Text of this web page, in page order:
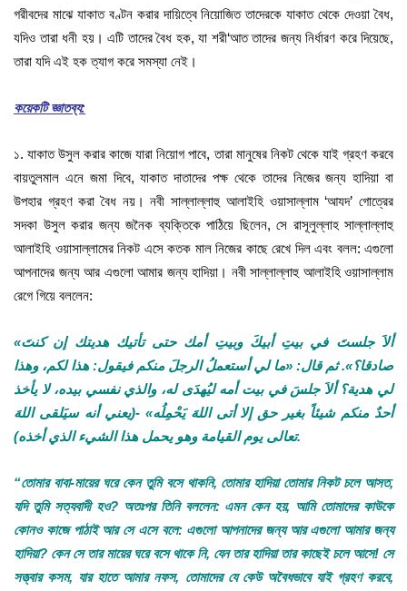
গরীবদের মাঝে যাকাত বণ্টন করার দায়িত্বে নিয়োজিত তাদেরকে যাকাত থেকে দেওয়া বৈধ,
যদিও তারা ধনী হয়। এটি তাদের বৈধ হক, যা শরী‘আত তাদের জন্য নির্ধারণ করে দিয়েছে,
তারা যদি এই হক ত্যাগ করে সমস্যা নেই।
কয়েকটি জ্ঞাতব্য:
১. যাকাত উসুল করার কাজে যারা নিয়োগ পাবে, তারা মানুষের নিকট থেকে যাই গ্রহণ করবে
বায়তুলমাল এনে জমা দিবে, যাকাত দাতাদের পক্ষ থেকে তাদের নিজের জন্য হাদিয়া বা
উপহার গ্রহণ করা বৈধ নয়। নবী সাল্লাল্লাহু আলাইহি ওয়াসাল্লাম ‘আযদ’ গোত্রের
সদকা উসুল করার জন্য জনৈক ব্যক্তিকে পাঠিয়ে ছিলেন, সে রাসূলুল্লাহ সাল্লাল্লাহু
আলাইহি ওয়াসাল্লামের নিকট এসে কতক মাল নিজের কাছে রেখে দিল এবং বলল: এগুলো
আপনাদের জন্য আর এগুলো আমার জন্য হাদিয়া। নবী সাল্লাল্লাহু আলাইহি ওয়াসাল্লাম
রেগে গিয়ে বললেন:
«ألاَ جلستَ في بيتِ أبيكَ وبيتِ أمك حتى تأتيك هديتك إن كنتَ
صادقا؟». ثم قال: «ما لي أستعملُ الرجلَ منكم فيقول: هذا لكم، وهذا
لي هدية؟ ألاَ جلسَ في بيت أمه ليُهدَى له، والذي نفسي بيده، لا يأخذ
أحدٌ منكم شيئاً بغير حق إلا أتى اللهَ يَحْمِلُه» -(يعني أنه سيَلقى اللهَ
تعالى يوم القيامة وهو يحمل هذا الشيء الذي أخذه).
“তোমার বাবা-মায়ের ঘরে কেন তুমি বসে থাকনি, তোমার হাদিয়া তোমার নিকট চলে আসত,
যদি তুমি সত্যবাদী হও? অতঃপর তিনি বললেন: এমন কেন হয়, আমি তোমাদের কাউকে
কোনও কাজে পাঠাই আর সে এসে বলে: এগুলো আপনাদের জন্য আর এগুলো আমার জন্য
হাদিয়া? কেন সে তার মায়ের ঘরে বসে থাকে নি, যেন তার হাদিয়া তার কাছেই চলে আসে! সে
সত্ত্বার কসম, যার হাতে আমার নফস, তোমাদের যে কেউ অবৈধভাবে যাই গ্রহণ করবে,